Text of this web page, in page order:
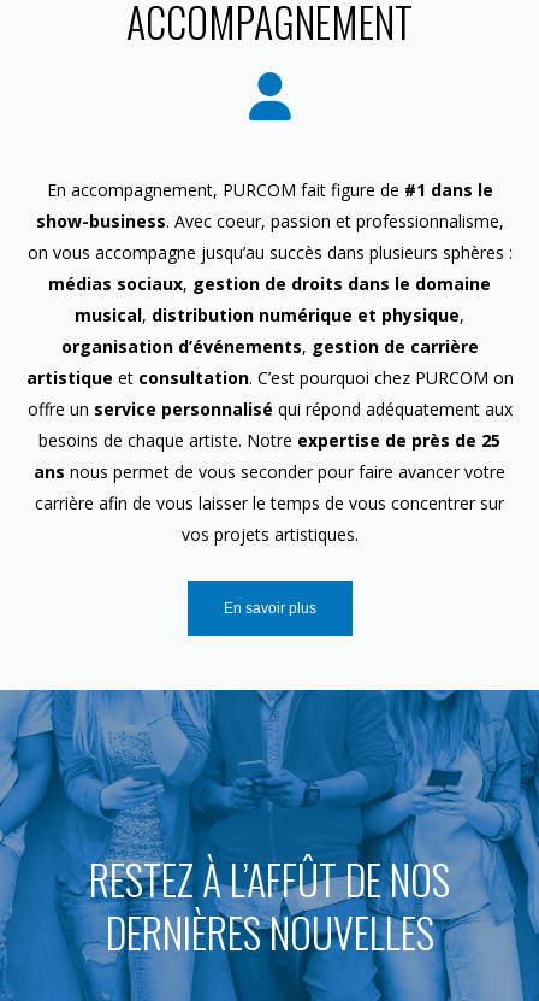
ACCOMPAGNEMENT
En accompagnement, PURCOM fait figure de #1 dans le
show-business. Avec coeur, passion et professionnalisme,
on vous accompagne jusqu’au succès dans plusieurs sphères :
médias sociaux, gestion de droits dans le domaine
musical, distribution numérique et physique,
organisation d’événements, gestion de carrière
artistique etconsultation. C’est pourquoi chez PURCOM on
offre un service personnalisé qui répond adéquatement aux
besoins de chaque artiste. Notre expertise de près de 25
ans nous permet de vous seconder pour faire avancer votre
carrière afin de vous laisser le temps de vous concentrer sur
vos projets artistiques.
En savoir plus
RESTEZ À L’AFFÛT DE NOS
DERNIÈRES NOUVELLES